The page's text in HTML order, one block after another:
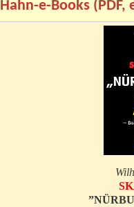
Hahn-e-Books (PDF,